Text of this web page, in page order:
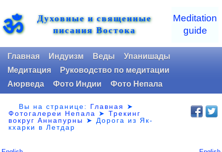
ॐ
Духовные и священные
писания Востока
Meditation
guide
Главная Индуизм Веды
Упанишады
Медитация
Руководство по медитации
Аюрведа
Фото Индии Фото Непала
Вы на странице: Главная
➤
Фотогалереи Непала
➤Трекинг
вокруг Аннапурны ➤ Дорога из Як-
кхарки в Летдар